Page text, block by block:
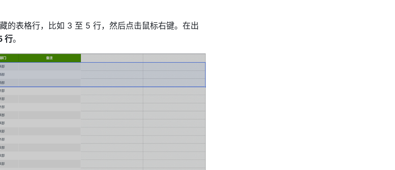
的表格行，比如 3 至 5 行，然后点击鼠标右键。在出
行。